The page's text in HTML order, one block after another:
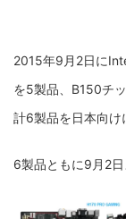
2015年9月2日に
を5製品、B150チ
計6製品を日本向け
6製品ともに9月2日